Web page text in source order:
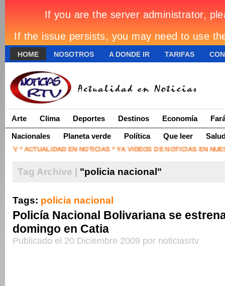
HOME NOSOTROS A DONDE IR TARIFAS
Arte Clima Deportes Destinos Economía
Nacionales Planeta verde Política Que leer
* ACTUALIDAD EN NOTICIAS * YA VIDEOS DE NOTICIAS EN
Tag Archive | "policia nacional"
Tags: policia nacional
Policía Nacional Bolivariana se
domingo en Catia
Publicado el 20 Diciembre 2009 por noticiasrtv